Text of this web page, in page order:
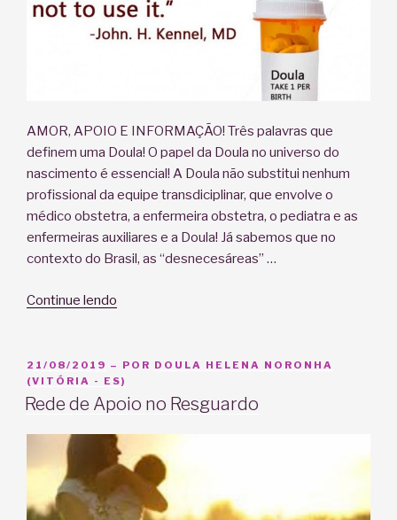
depressão
pós-
AMOR, APOIO E INFORMAÇÃO! Três palavras que
definem uma Doula! O papel da Doula no universo do
nascimento é essencial! A Doula não substitui nenhum
profissional da equipe transdiciplinar, que envolve o
médico obstetra, a enfermeira obstetra, o pediatra e as
enfermeiras auxiliares e a Doula! Já sabemos que no
contexto do Brasil, as “desnecesáreas” …
Continue lendo
suas
infinitas
funções!”
PUBLICADO
EM
21/08/2019 – POR DOULA HELENA NORONHA
(VITÓRIA - ES)
Rede de Apoio no Resguardo